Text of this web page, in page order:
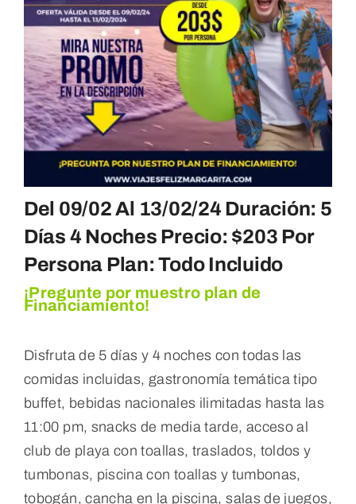
Del 09/02 Al 13/02/24 Duración: 5
Días 4 Noches Precio: $203 Por
Persona Plan: Todo Incluido
¡Pregunte por muestro plan de
Financiamiento!
Disfruta de 5 días y 4 noches con todas las
comidas incluidas, gastronomía temática tipo
buffet, bebidas nacionales ilimitadas hasta las
11:00 pm, snacks de media tarde, acceso al
club de playa con toallas, traslados, toldos y
tumbonas, piscina con toallas y tumbonas,
tobogán, cancha en la piscina, salas de juegos,